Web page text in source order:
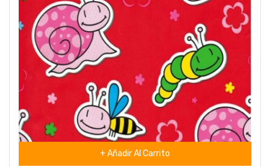
+ Añadir Al Carrito